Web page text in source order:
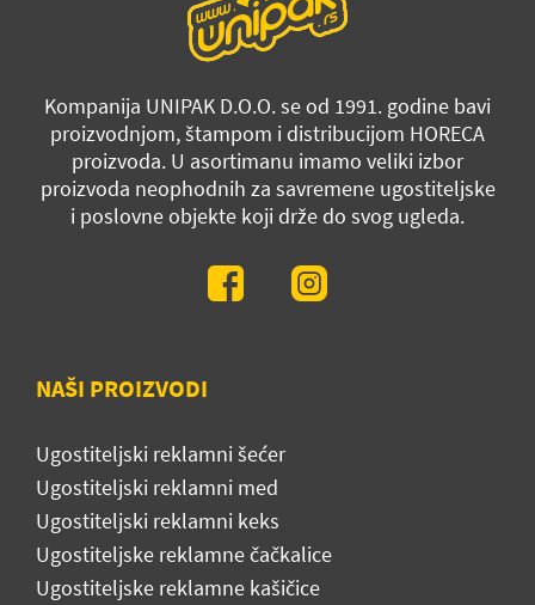
Kompanija UNIPAK D.O.O. se od 1991. godine bavi
proizvodnjom, štampom i distribucijom HORECA
proizvoda. U asortimanu imamo veliki izbor
proizvoda neophodnih za savremene ugostiteljske
i poslovne objekte koji drže do svog ugleda.
NAŠI PROIZVODI
Ugostiteljski reklamni šećer
Ugostiteljski reklamni med
Ugostiteljski reklamni keks
Ugostiteljske reklamne čačkalice
Ugostiteljske reklamne kašičice